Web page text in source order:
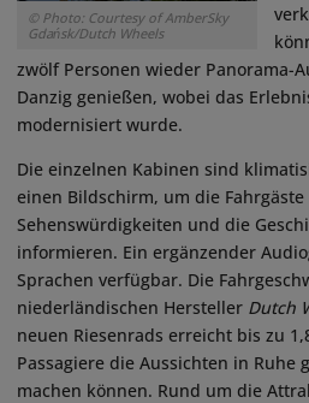
© Photo: Courtesy of AmberSky
Gdańsk/Dutch Wheels
zwölf Personen wieder Panorama-
Danzig genießen, wobei das
modernisiert wurde.
Die einzelnen Kabinen sind
einen Bildschirm, um die
Sehenswürdigkeiten und die
informieren. Ein ergänzender
Sprachen verfügbar. Die
niederländischen Hersteller Dutch
neuen Riesenrads erreicht bis zu
Passagiere die Aussichten in Ruhe
machen können. Rund um die